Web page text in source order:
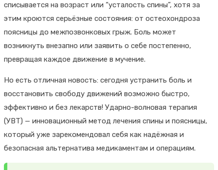
списывается на возраст или “усталость спины”, хотя за
этим кроются серьёзные состояния: от остеохондроза
поясницы до межпозвонковых грыж. Боль может
возникнуть внезапно или заявить о себе постепенно,
превращая каждое движение в мучение.
Но есть отличная новость: сегодня устранить боль и
восстановить свободу движений возможно быстро,
эффективно и без лекарств! Ударно-волновая терапия
(УВТ) — инновационный метод лечения спины и поясницы,
который уже зарекомендовал себя как надёжная и
безопасная альтернатива медикаментам и операциям.